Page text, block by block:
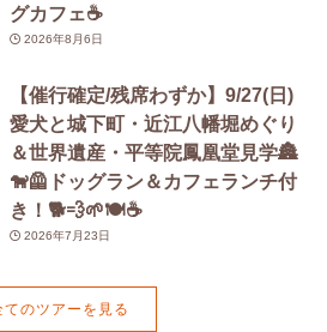
グカフェ☕️
2026年8月6日
【催行確定/残席わずか】9/27(日)
愛犬と城下町・近江八幡堀めぐり
＆世界遺産・平等院鳳凰堂見学🏯
🐕‍🦺ドッグラン＆カフェランチ付
き！🐕💨🌱🍽️☕️
2026年7月23日
てのツアーを見る